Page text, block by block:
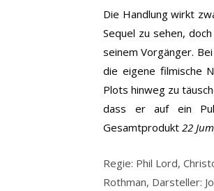
Die Handlung wirkt
Sequel zu sehen,
seinem Vorgänger.
die eigene filmische
Plots hinweg zu
dass er auf ein
Gesamtprodukt 22
Regie: Phil Lord,
Rothman, Darsteller: